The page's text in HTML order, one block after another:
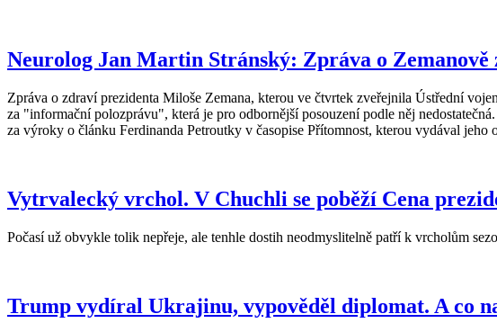
Neurolog Jan Martin Stránský: Zpráva o Zemanově
Zpráva o zdraví prezidenta Miloše Zemana, kterou ve čtvrtek zveřejnila Ústřední
za "informační polozprávu", která je pro odbornější posouzení podle něj
za výroky o článku Ferdinanda Petroutky v časopise Přítomnost, kterou vydával jeho
Vytrvalecký vrchol. V Chuchli se poběží Cena
Počasí už obvykle tolik nepřeje, ale tenhle dostih neodmyslitelně patří k vrcholům
Trump vydíral Ukrajinu, vypověděl diplomat. A co